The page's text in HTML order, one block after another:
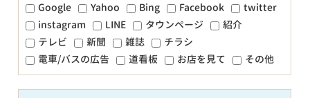
Google Yahoo Bing Facebook
twitter
instagram
LINE タウンページ
紹介
テレビ
新聞 雑誌
チラシ
電車/バスの広告
道看板 お店を見て その他